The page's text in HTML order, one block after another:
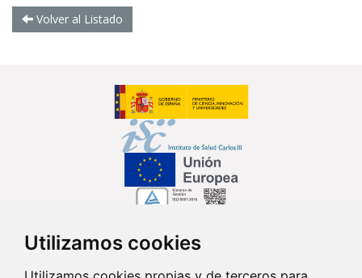
Utilizamos cookies
Volver al Listado
Síguenos en...